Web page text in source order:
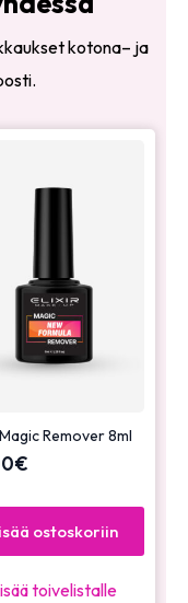
kotona– ja
Remover 8ml
€
ostoskoriin
toivelistalle